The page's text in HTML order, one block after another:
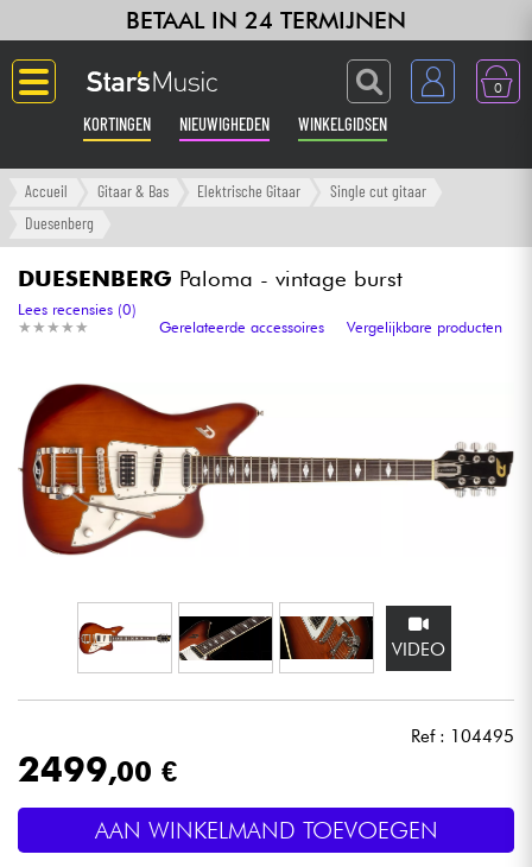
BETAAL IN 24 TERMIJNEN
0
KORTINGEN NIEUWIGHEDEN WINKELGIDSEN
Langue
Versterker & Effecten
Synths & samplers
Home-studio
Hoofdtelefoon
Microfoon
Licht
Accueil Gitaar & Bas Elektrische Gitaar
Single cut gitaar
Duesenberg
DUESENBERG Paloma - vintage burst
★ ★ ★ ★ ★
★ ★ ★ ★ ★
Lees recensies (0)
Gerelateerde accessoires
Vergelijkbare producten
VIDEO
Ref : 104495
2499,00 €
AAN WINKELMAND TOEVOEGEN